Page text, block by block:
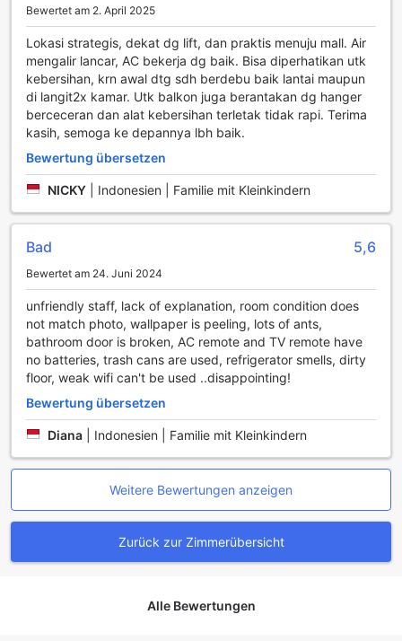
Bewertet am 2. April 2025
Lokasi strategis, dekat dg lift, dan praktis menuju mall. Air
mengalir lancar, AC bekerja dg baik. Bisa diperhatikan utk
kebersihan, krn awal dtg sdh berdebu baik lantai maupun
di langit2x kamar. Utk balkon juga berantakan dg hanger
berceceran dan alat kebersihan terletak tidak rapi. Terima
kasih, semoga ke depannya lbh baik.
Bewertung übersetzen
NICKY Indonesien | Familie mit Kleinkindern
Bad 5,6
Bewertet am 24. Juni 2024
unfriendly staff, lack of explanation, room condition does
not match photo, wallpaper is peeling, lots of ants,
bathroom door is broken, AC remote and TV remote have
no batteries, trash cans are used, refrigerator smells, dirty
floor, weak wifi can't be used ..disappointing!
Bewertung übersetzen
Diana Indonesien | Familie mit Kleinkindern
Weitere Bewertungen anzeigen
Zurück zur Zimmerübersicht
Alle Bewertungen